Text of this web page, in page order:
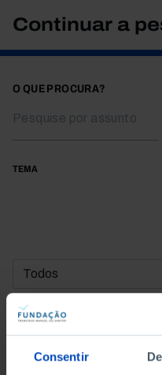
Consentir
Continuar a
O QUE PROCURA?
TEMA
DATA DE INÍCIO
DATA DE FIM